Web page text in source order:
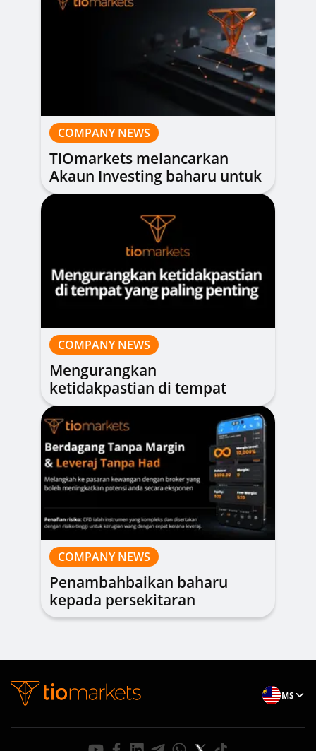
COMPANY NEWS
TIOmarkets melancarkan
Akaun Investing baharu untuk
pelaburan jangka panjang
COMPANY NEWS
Mengurangkan
ketidakpastian di tempat
yang paling penting
COMPANY NEWS
Penambahbaikan baharu
kepada persekitaran
dagangan kami
MS